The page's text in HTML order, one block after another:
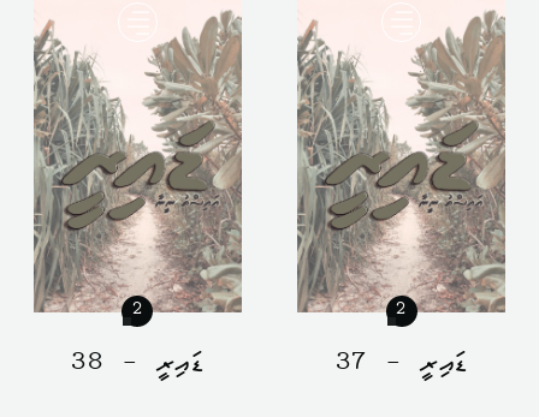
2
ޑައިރީ - 38
2
ޑައިރީ - 37